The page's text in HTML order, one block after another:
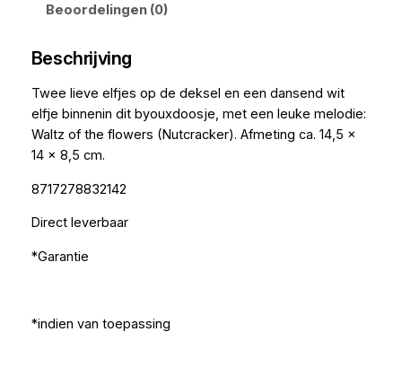
Beoordelingen (0)
Beschrijving
Twee lieve elfjes op de deksel en een dansend wit
elfje binnenin dit byouxdoosje, met een leuke melodie:
Waltz of the flowers (Nutcracker). Afmeting ca. 14,5 x
14 x 8,5 cm.
8717278832142
Direct leverbaar
*Garantie
*indien van toepassing